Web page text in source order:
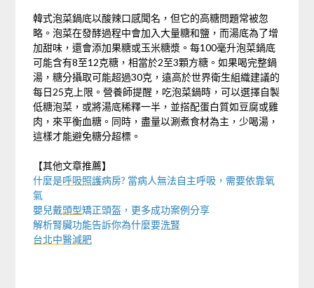
韓式泡菜鍋底以酸辣口感聞名，但它的高糖問題常被忽
略。泡菜在發酵過程中會加入大量糖和鹽，而湯底為了增
加甜味，還會添加果糖或玉米糖漿。每100毫升泡菜鍋底
可能含有8至12克糖，相當於2至3顆方糖。如果喝完整鍋
湯，糖分攝取可能超過30克，遠高於世界衛生組織建議的
每日25克上限。營養師提醒，吃泡菜鍋時，可以選擇自製
低糖泡菜，或將湯底稀釋一半，並搭配蛋白質如豆腐或雞
肉，來平衡血糖。同時，盡量以涮煮食材為主，少喝湯，
這樣才能避免糖分超標。
【其他文章推薦】
什麼是呼吸照護病房? 當病人無法自主呼吸，需要依靠氧
氣
嬰兒戴頭型矯正頭盔，更多成功案例分享
解析腎臟功能告訴你為什麼要洗腎
台北中醫減肥